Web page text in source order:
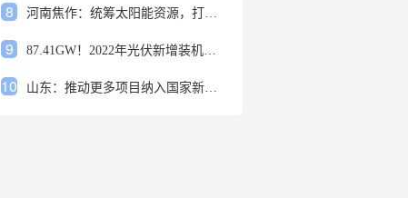
8 河南焦作：统筹太阳能资源，打造百万千瓦级光伏基地
9 87.41GW！2022年光伏新增装机规模发布
10 山东：推动更多项目纳入国家新增风光大基地项目